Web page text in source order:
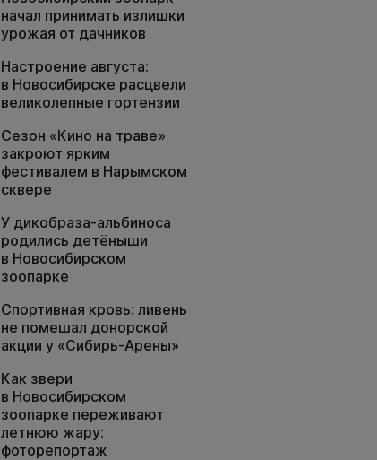
начал принимать излишки
урожая от дачников
Настроение августа:
в Новосибирске расцвели
великолепные гортензии
Сезон «Кино на траве»
закроют ярким
фестивалем в Нарымском
сквере
У дикобраза-альбиноса
родились детёныши
в Новосибирском
зоопарке
Спортивная кровь: ливень
не помешал донорской
акции у «Сибирь-Арены»
Как звери
в Новосибирском
зоопарке переживают
летнюю жару:
фоторепортаж